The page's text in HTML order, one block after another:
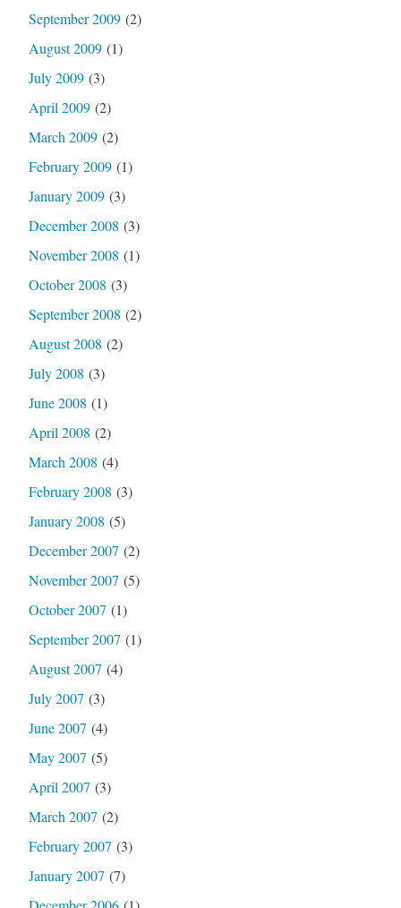
September 2009(2)
August 2009(1)
July 2009(3)
April 2009(2)
March 2009(2)
February 2009(1)
January 2009(3)
December 2008 (3)
November 2008 (1)
October 2008 (3)
September 2008 (2)
August 2008 (2)
July 2008 (3)
June 2008 (1)
April 2008 (2)
March 2008 (4)
February 2008 (3)
January 2008 (5)
December 2007 (2)
November 2007 (5)
October 2007 (1)
September 2007 (1)
August 2007 (4)
July 2007 (3)
June 2007 (4)
May 2007 (5)
April 2007 (3)
March 2007 (2)
February 2007 (3)
January 2007 (7)